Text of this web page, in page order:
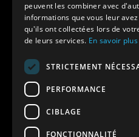
Vacances Adaptées
Modes de règlement
Chèque, Virement,
Bons CAF, Conseil
Carte bancaire, Prise en
règlement, Prélèvement,
peuvent les combiner avec
informations que vous leur
qu'ils ont collectées lors de
de leurs services. En savoir plus
STRICTEMENT
PERFORMANCE
CIBLAGE
FONCTIONNALITÉ